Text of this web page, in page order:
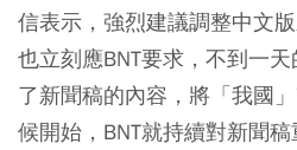
信表示， 強烈建議調整中文
也立刻應BNT要求，不到一
了新聞稿的內容， 將「我國
候開始，BNT就持續對新聞稿